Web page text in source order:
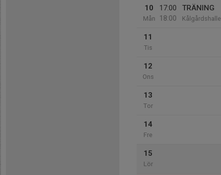
10
Mån
17:00
18:00
TRÄNING
11
Tis
12
Ons
13
Tor
14
Fre
15
Lör